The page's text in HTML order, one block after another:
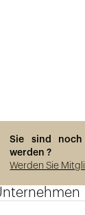
Sie sind
werden ?
Werden Sie